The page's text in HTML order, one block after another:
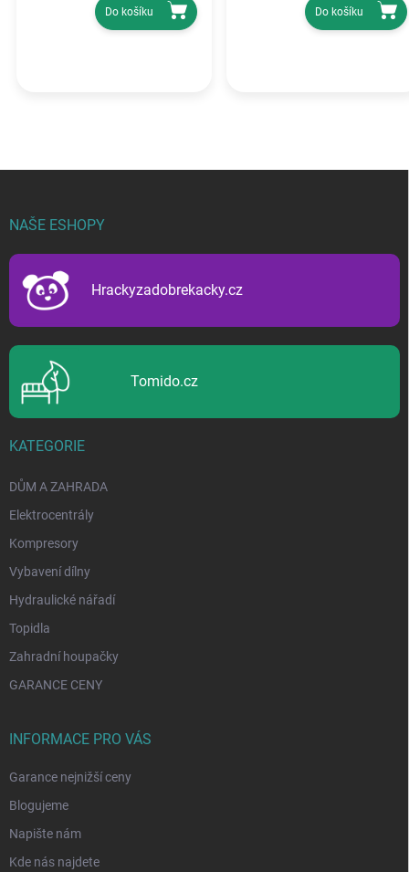
Parma, Vita, Umbria,
Do košíku
Venezia, Ravenna,
Do košíku
NAŠE ESHOPY
Hrackyzadobrekacky.cz
Tomido.cz
KATEGORIE
DŮM A ZAHRADA
Elektrocentrály
Kompresory
Vybavení dílny
Hydraulické nářadí
Topidla
Zahradní houpačky
GARANCE CENY
INFORMACE PRO VÁS
Garance nejnižší ceny
Blogujeme
Napište nám
Kde nás najdete